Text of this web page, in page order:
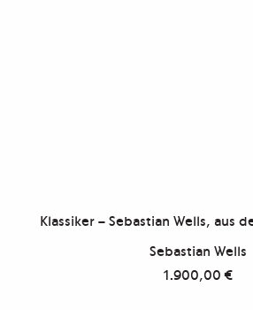
Klassiker – Sebastian Wells, aus
Sebastian Wells
1.900,00€